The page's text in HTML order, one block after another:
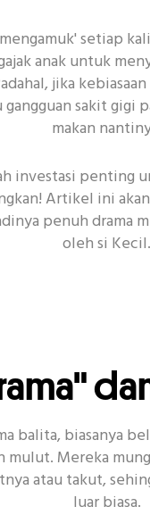
ANTIBAKTERI
UNTUK
Senyum Acara
setiap
anak untuk
jika
sakit
makan
investasi penting
Artikel ini
penuh drama
oleh si Kecil.
balita, biasanya
mulut. Mereka
atau takut,
luar biasa.